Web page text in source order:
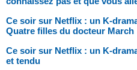
Ce soir sur Netflix : un K-
Quatre filles du docteur March
Ce soir sur Netflix : un K-
et tendu